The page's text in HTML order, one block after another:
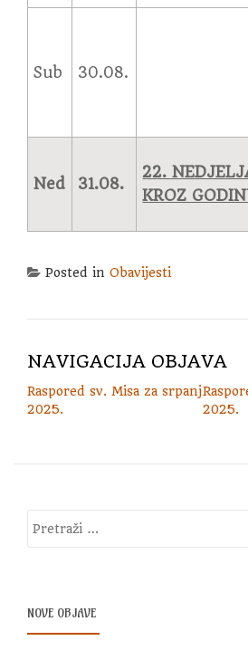
Sub 30.08.
Ned 31.08.
22.
KROZ
Posted in Obavijesti
NAVIGACIJA OBJAVA
Raspored sv. Misa za srpanj
2025.
2025.
NOVE OBJAVE